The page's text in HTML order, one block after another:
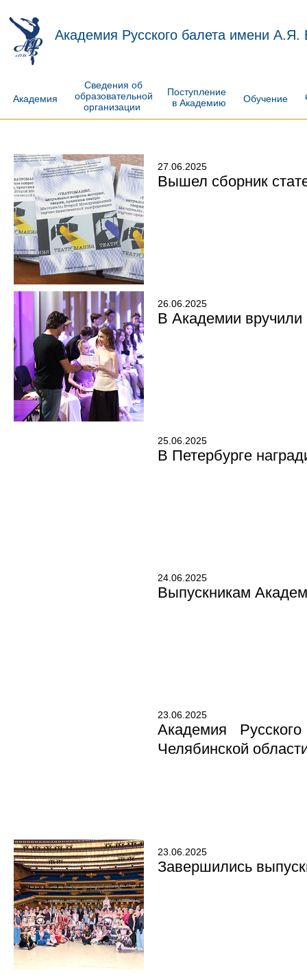
Академия Русского балета имени А.Я.
Академия
Сведения об
образовательной
организации
Поступление
в Академию
Обучение
27.06.2025
Вышел сборник
26.06.2025
В Академии
25.06.2025
В Петербурге
24.06.2025
Выпускникам
23.06.2025
Академия
Челябинской
23.06.2025
Завершились